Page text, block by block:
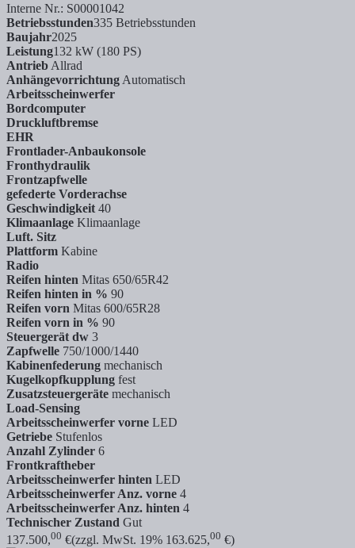
Interne Nr.: S00001042
Betriebsstunden335 Betriebsstunden
Baujahr2025
Leistung132 kW (180 PS)
Antrieb Allrad
Anhängevorrichtung Automatisch
Arbeitsscheinwerfer
Bordcomputer
Druckluftbremse
EHR
Frontlader-Anbaukonsole
Fronthydraulik
Frontzapfwelle
gefederte Vorderachse
Geschwindigkeit 40
Klimaanlage Klimaanlage
Luft. Sitz
Plattform Kabine
Radio
Reifen hinten Mitas 650/65R42
Reifen hinten in % 90
Reifen vorn Mitas 600/65R28
Reifen vorn in % 90
Steuergerät dw 3
Zapfwelle 750/1000/1440
Kabinenfederung mechanisch
Kugelkopfkupplung fest
Zusatzsteuergeräte mechanisch
Load-Sensing
Arbeitsscheinwerfer vorne LED
Getriebe Stufenlos
Anzahl Zylinder 6
Frontkraftheber
Arbeitsscheinwerfer hinten LED
Arbeitsscheinwerfer Anz. vorne 4
Arbeitsscheinwerfer Anz. hinten 4
Technischer Zustand Gut
137.500,00 €(zzgl. MwSt. 19% 163.625,00 €)